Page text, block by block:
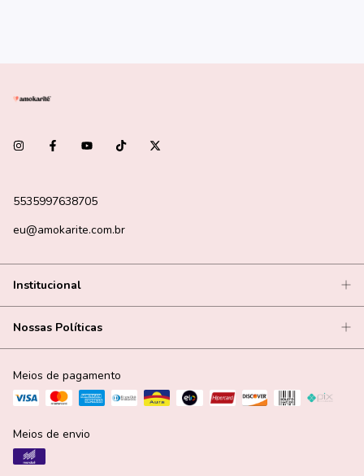
5535997638705
eu@amokarite.com.br
Institucional
Nossas Políticas
Meios de pagamento
Meios de envio